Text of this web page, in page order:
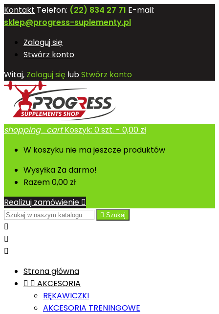
Kontakt Telefon: (22) 834 27 71 E-mail:
sklep@progress-suplementy.pl
Zaloguj się
Stwórz konto
Witaj, Zaloguj się lubStwórz konto
shopping_cart Koszyk: 0szt. - 0,00 zł
W koszyku nie ma jeszcze produktów
Wysyłka Za darmo!
Razem0,00 zł
Realizuj zamówienie 
 Szukaj



Strona główna
  AKCESORIA
RĘKAWICZKI
AKCESORIA TRENINGOWE